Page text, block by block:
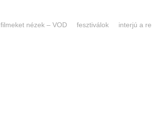
filmeket nézek – VOD fesztiválok interjú a